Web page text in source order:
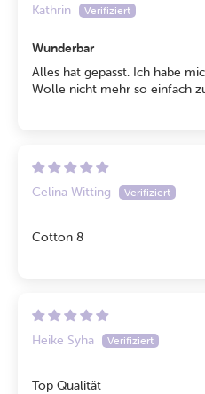
Kathrin
Wunderbar
Alles hat gepasst. Ich habe
Wolle nicht mehr so einfach
Celina Witting
Cotton 8
Heike Syha
Top Qualität